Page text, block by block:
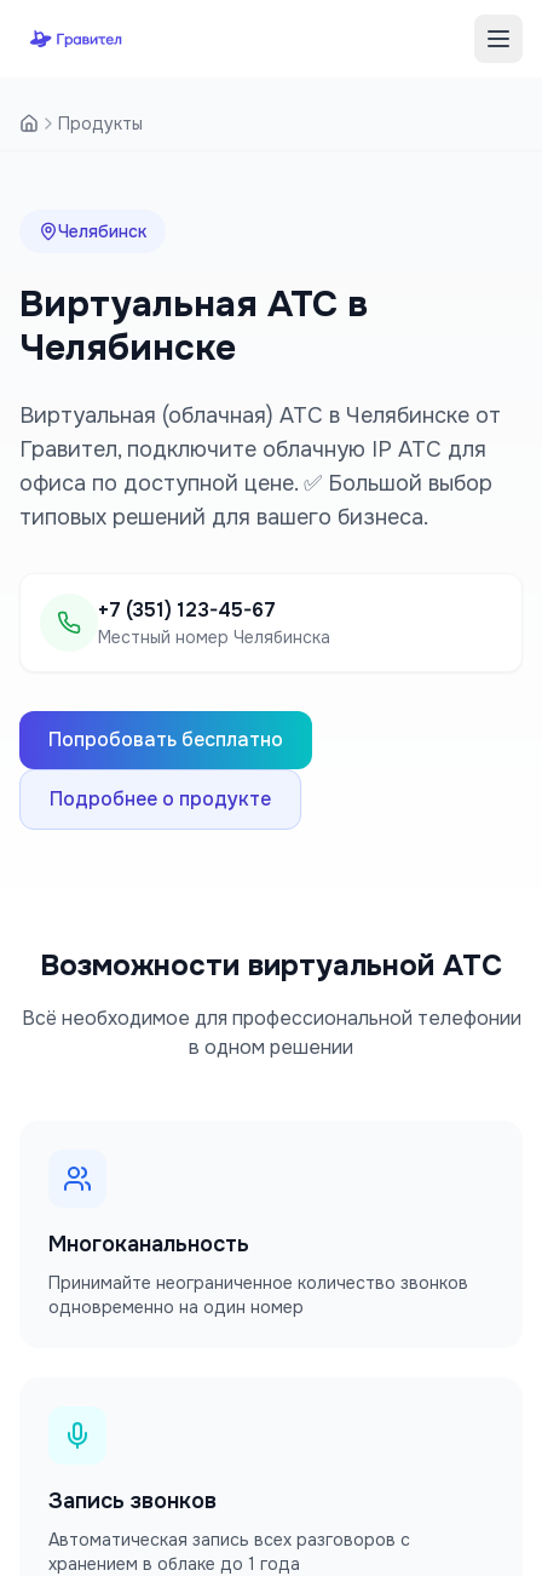
Продукты
Челябинск
Виртуальная АТС в
Челябинске
Виртуальная (облачная) АТС в Челябинске от
Гравител, подключите облачную IP АТС для
офиса по доступной цене. ✅ Большой выбор
типовых решений для вашего бизнеса.
+7 (351) 123-45-67
Местный номер Челябинска
Попробовать бесплатно
Подробнее о продукте
Возможности виртуальной АТС
Всё необходимое для профессиональной телефонии
в одном решении
Многоканальность
Принимайте неограниченное количество звонков
одновременно на один номер
Запись звонков
Автоматическая запись всех разговоров с
хранением в облаке до 1 года